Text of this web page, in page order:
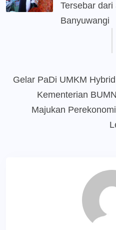
Tersebar
Banyuwangi
Gelar PaDi UMKM
Kementerian
Majukan